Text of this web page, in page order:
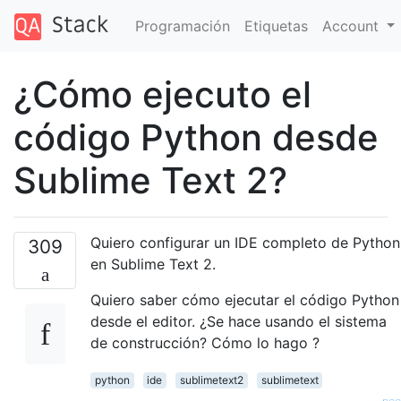
Programación Etiquetas Account
¿Cómo ejecuto el
código Python desde
Sublime Text 2?
309
Quiero configurar un IDE completo de Python
en Sublime Text 2.
Quiero saber cómo ejecutar el código Python
desde el editor. ¿Se hace usando el sistema
de construcción? Cómo lo hago ?
python ide sublimetext2
sublimetext